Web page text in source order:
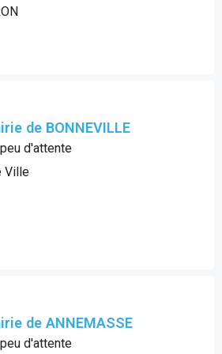
de BONNEVILLE
d'attente
Ville
de ANNEMASSE
d'attente